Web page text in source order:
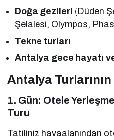
Doğa gezileri (Düden
Şelalesi, Olympos,
Tekne turları
Antalya gece hayatı
Antalya
1. Gün: Otele
Turu
Tatiliniz havaalanından